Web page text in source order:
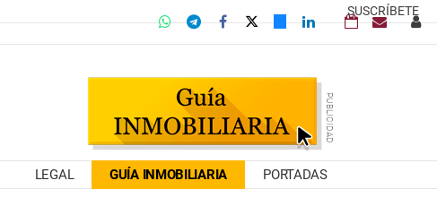
SUSCRÍBETE
LEGAL GUÍA INMOBILIARIA PORTADAS